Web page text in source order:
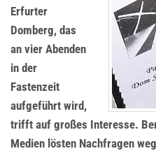
Erfurter
Domberg, das
an vier Abenden
in der
Fastenzeit
aufgeführt wird,
trifft auf großes Interesse.
Medien lösten Nachfragen